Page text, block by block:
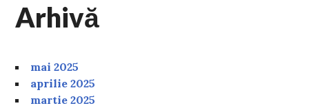
Arhivă
mai 2025
aprilie 2025
martie 2025